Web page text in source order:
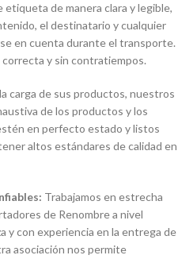
etiqueta de manera clara y legible,
el destinatario y cualquier
en cuenta durante el transporte.
y sin contratiempos.
carga de sus productos, nuestros
de los productos y los
en perfecto estado y listos
altos estándares de calidad en
Trabajamos en estrecha
de Renombre a nivel
y con experiencia en la entrega de
asociación nos permite